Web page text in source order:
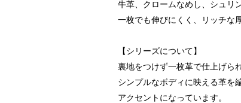
牛革、クロームなめし、シュリ
一枚でも伸びにくく、リッチな
【シリーズについて】
裏地をつけず一枚革で仕上げら
シンプルなボディに映える革を
アクセントになっています。